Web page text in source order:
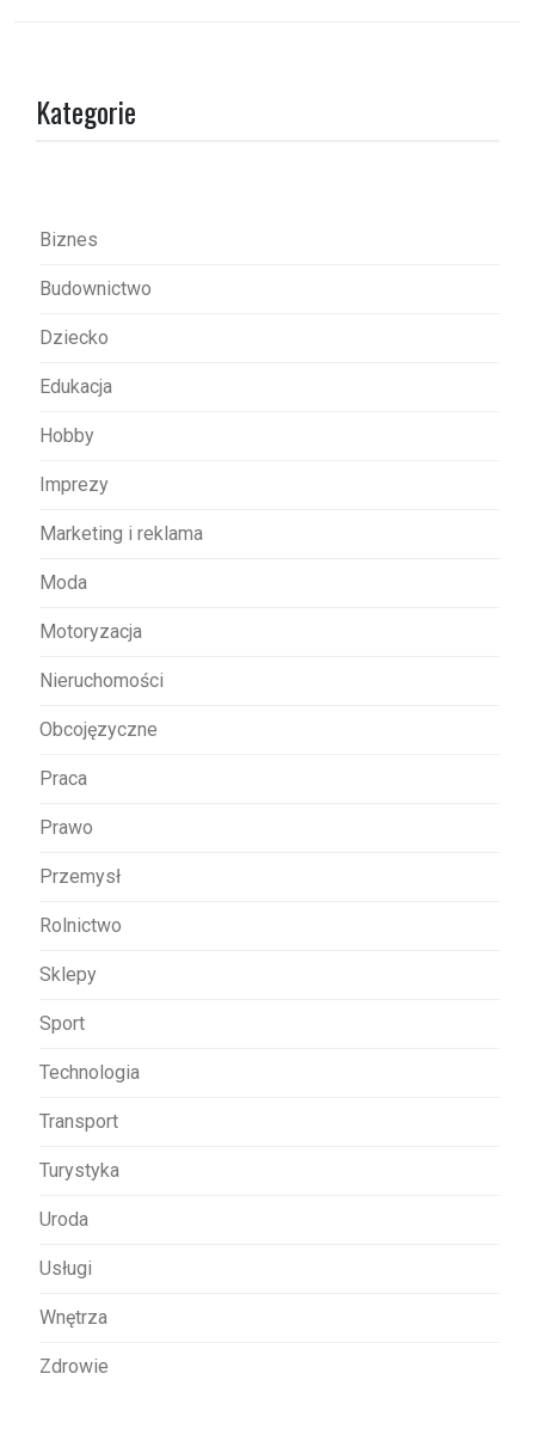
Kategorie
Biznes
Budownictwo
Dziecko
Edukacja
Hobby
Imprezy
Marketing i reklama
Moda
Motoryzacja
Nieruchomości
Obcojęzyczne
Praca
Prawo
Przemysł
Rolnictwo
Sklepy
Sport
Technologia
Transport
Turystyka
Uroda
Usługi
Wnętrza
Zdrowie